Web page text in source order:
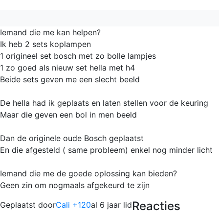
Iemand die me kan helpen?
Ik heb 2 sets koplampen
1 origineel set bosch met zo bolle lampjes
1 zo goed als nieuw set hella met h4
Beide sets geven me een slecht beeld
De hella had ik geplaats en laten stellen voor de keuring
Maar die geven een bol in men beeld
Dan de originele oude Bosch geplaatst
En die afgesteld ( same probleem) enkel nog minder licht
Iemand die me de goede oplossing kan bieden?
Geen zin om nogmaals afgekeurd te zijn
Geplaatst doorCali +120al 6 jaar lidReacties